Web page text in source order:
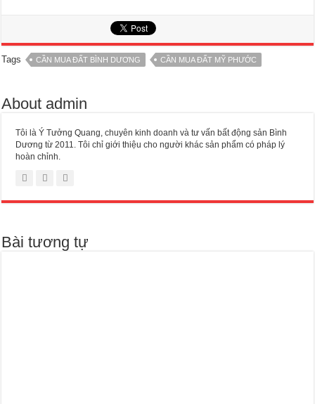
Tags CẦN MUA ĐẤT BÌNH DƯƠNG CẦN MUA ĐẤT MỸ PHƯỚC
About admin
Tôi là Ý Tưởng Quang, chuyên kinh doanh và tư vấn bất động sản Bình
Dương từ 2011. Tôi chỉ giới thiệu cho người khác sản phẩm có pháp lý
hoàn chỉnh.
Bài tương tự